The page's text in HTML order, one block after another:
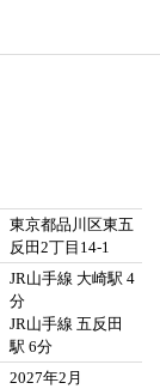
東京都品川区東五
反田2丁目14-1
JR山手線 大崎駅 4
分
JR山手線 五反田
駅 6分
2027年2月